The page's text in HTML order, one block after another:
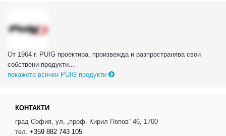
От 1964 г. PUIG проектира, произвежда и разпространява свои
собствени продукти...
покажете всички PUIG продукти
КОНТАКТИ
град София, ул. „проф. Кирил Попов“ 46, 1700
тел. +359 882 743 105